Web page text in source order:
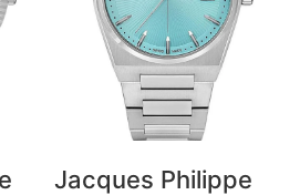
Jacques Philippe